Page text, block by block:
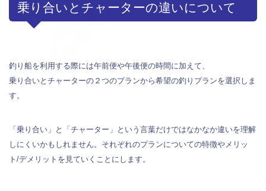
乗り合いとチャーターの違いについて
釣り船を利用する際には午前便や午後便の時間に加えて、
乗り合いとチャーターの２つのプランから希望の釣りプランを選択しま
す。
「乗り合い」と「チャーター」という言葉だけではなかなか違いを理解
しにくいかもしれません。それぞれのプランについての特徴やメリッ
ト/デメリットを見ていくことにします。